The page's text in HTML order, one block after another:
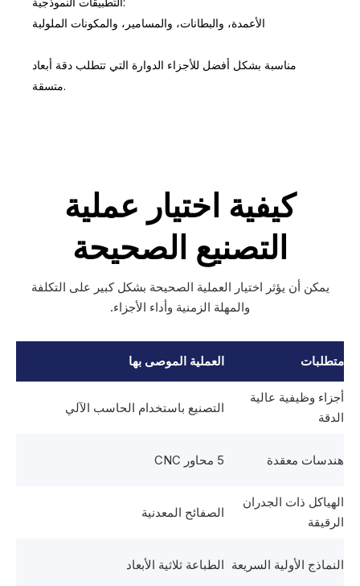
مناسبة بشكل أفضل للأجزاء الدوارة التي تتطلب دقة أبعاد
متسقة.
كيفية اختيار عملية
التصنيع الصحيحة
يمكن أن يؤثر اختيار العملية الصحيحة بشكل كبير على التكلفة
والمهلة الزمنية وأداء الأجزاء.
متطلبات العملية الموصى بها
أجزاء وظيفية عالية
الدقة
التصنيع باستخدام الحاسب الآلي
هندسات معقدة 5 محاور CNC
الهياكل ذات الجدران
الرقيقة
الصفائح المعدنية
النماذج الأولية السريعة الطباعة ثلاثية الأبعاد